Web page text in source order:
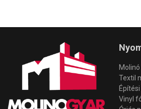
Molinó
Textil
Vinyl